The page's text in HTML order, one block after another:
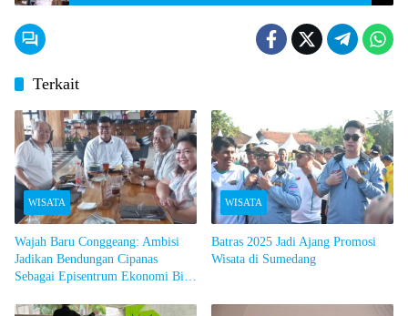
Terkait
WISATA
Wajah Baru Conggeang: Ambisi
Jadikan Bendungan Cipanas
Sebagai Episentrum Ekonomi Biru
WISATA
Batras 2025 Jadi Ajang Promosi
Wisata di Sumedang